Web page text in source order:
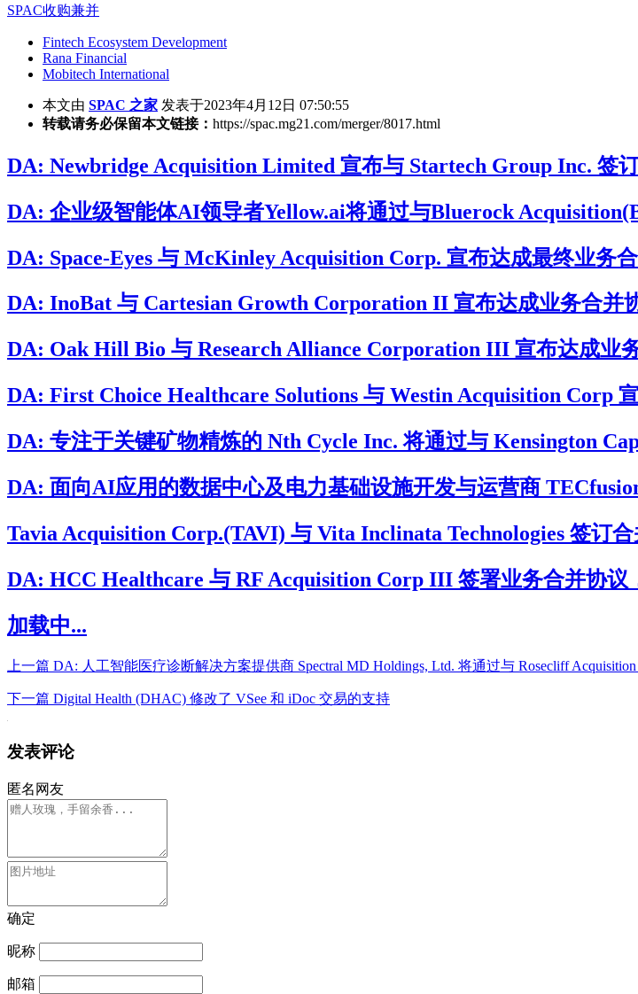
SPAC收购兼并
Fintech Ecosystem Development
Rana Financial
Mobitech International
本文由 SPAC 之家 发表于2023年4月12日 07:50:55
转载请务必保留本文链接： https://spac.mg21.com/merger/8017.html
DA: Newbridge Acquisition Limited 宣布与 Startech Group Inc. 签
DA: 企业级智能体AI领导者Yellow.ai将通过与Bluerock
DA: Space-Eyes 与 McKinley Acquisition Corp. 宣布达成最终业务
DA: InoBat 与 Cartesian Growth Corporation II 宣布达成业务合并
DA: Oak Hill Bio 与 Research Alliance Corporation III 宣布达成业
DA: First Choice Healthcare Solutions 与 Westin Acquisition Corp
DA: 专注于关键矿物精炼的 Nth Cycle Inc. 将通过与 Kensington
DA: 面向AI应用的数据中心及电力基础设施开发与运营商
Tavia Acquisition Corp.(TAVI) 与 Vita Inclinata Technologies 签订
DA: HCC Healthcare 与 RF Acquisition Corp III 签署业务合并协议
加载中...
上一篇 DA: 人工智能医疗诊断解决方案提供商 Spectral MD Holdings, Ltd. 将通过与 Rosecliff
下一篇 Digital Health (DHAC) 修改了 VSee 和 iDoc 交易的支持
发表评论
匿名网友
确定
昵称
邮箱